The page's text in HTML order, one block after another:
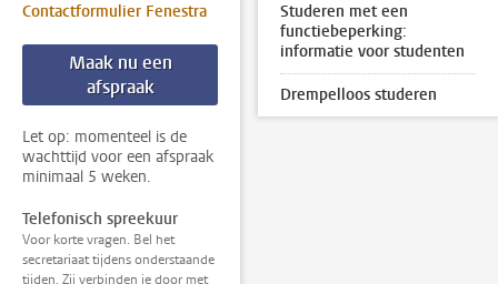
Contactformulier Fenestra
Maak nu een
afspraak
Let op: momenteel is de
wachttijd voor een afspraak
minimaal 5 weken.
Telefonisch spreekuur
Voor korte vragen. Bel het
secretariaat tijdens onderstaande
tijden. Zij verbinden je door met
Studeren met een
functiebeperking:
informatie voor studenten
Drempelloos studeren